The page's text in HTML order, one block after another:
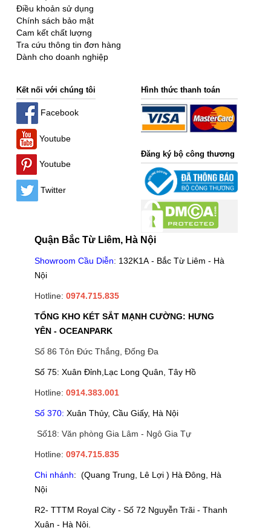
Điều khoản sử dụng
Chính sách bảo mật
Cam kết chất lượng
Tra cứu thông tin đơn hàng
Dành cho doanh nghiệp
Kết nối với chúng tôi
Facebook
Youtube
Youtube
Twitter
Hình thức thanh toán
Đăng ký bộ công thương
Quận Bắc Từ Liêm, Hà Nội
Showroom Cầu Diễn: 132K1A - Bắc Từ Liêm - Hà
Nội
Hotline: 0974.715.835
TỔNG KHO KÉT SẮT MẠNH CƯỜNG: HƯNG
YÊN - OCEANPARK
Số 86 Tôn Đức Thắng, Đống Đa
Số 75: Xuân Đỉnh,Lạc Long Quân, Tây Hồ
Hotline: 0914.383.001
Số 370: Xuân Thủy, Cầu Giấy, Hà Nội
Số18: Văn phòng Gia Lâm - Ngô Gia Tự
Hotline: 0974.715.835
Chi nhánh: (Quang Trung, Lê Lợi ) Hà Đông, Hà
Nội
R2- TTTM Royal City - Số 72 Nguyễn Trãi - Thanh
Xuân - Hà Nội.